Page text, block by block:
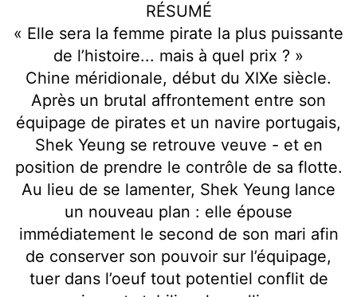
RÉSUMÉ
« Elle sera la femme pirate la plus puissante
de l’histoire... mais à quel prix ? »
Chine méridionale, début du XIXe siècle.
Après un brutal affrontement entre son
équipage de pirates et un navire portugais,
Shek Yeung se retrouve veuve - et en
position de prendre le contrôle de sa flotte.
Au lieu de se lamenter, Shek Yeung lance
un nouveau plan : elle épouse
immédiatement le second de son mari afin
de conserver son pouvoir sur l’équipage,
tuer dans l’oeuf tout potentiel conflit de